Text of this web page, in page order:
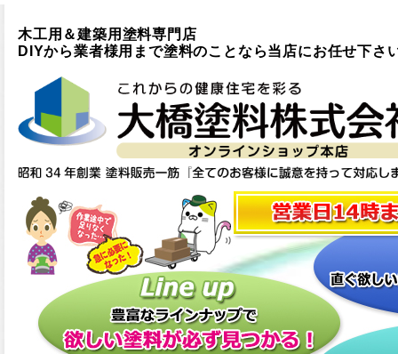
木工用＆建築用塗料専門店
DIYから業者様用まで塗料のことなら当店にお任せ下さ